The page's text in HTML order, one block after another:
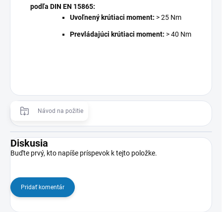
podľa DIN EN 15865:
Uvoľnený krútiaci moment: > 25 Nm
Prevládajúci krútiaci moment: > 40 Nm
Návod na požitie
Diskusia
Buďte prvý, kto napíše príspevok k tejto položke.
Pridať komentár